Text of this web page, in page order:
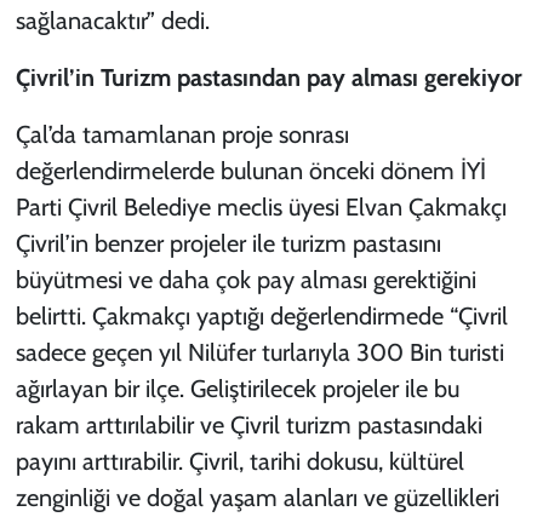
sağlanacaktır” dedi.
Çivril’in Turizm pastasından pay alması gerekiyor
Çal’da tamamlanan proje sonrası
değerlendirmelerde bulunan önceki dönem İYİ
Parti Çivril Belediye meclis üyesi Elvan Çakmakçı
Çivril’in benzer projeler ile turizm pastasını
büyütmesi ve daha çok pay alması gerektiğini
belirtti. Çakmakçı yaptığı değerlendirmede “Çivril
sadece geçen yıl Nilüfer turlarıyla 300 Bin turisti
ağırlayan bir ilçe. Geliştirilecek projeler ile bu
rakam arttırılabilir ve Çivril turizm pastasındaki
payını arttırabilir. Çivril, tarihi dokusu, kültürel
zenginliği ve doğal yaşam alanları ve güzellikleri